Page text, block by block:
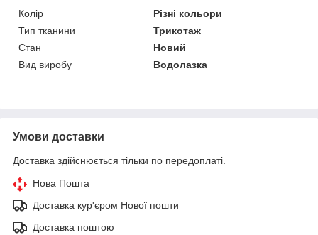
Колір
Різні кольори
Тип тканини
Трикотаж
Стан
Новий
Вид виробу
Водолазка
Умови доставки
Доставка здійснюється тільки по передоплаті.
Нова Пошта
Доставка кур'єром Нової пошти
Доставка поштою